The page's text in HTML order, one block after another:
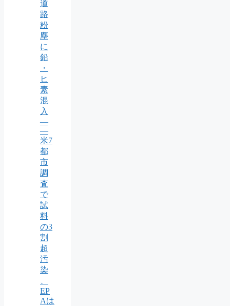
道
路
粉
塵
に
鉛
・
ヒ
素
混
入
—
—
米7
都
市
調
査
で
試
料
の3
割
超
汚
染
EP
Aは